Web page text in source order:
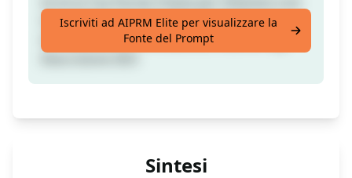
Script Video Youtube Sorprendente con
Introduzione & Conclusione, Titolo & Tag,
Iscriviti ad AIPRM Elite per visualizzare la
Fonte del Prompt
Sintesi